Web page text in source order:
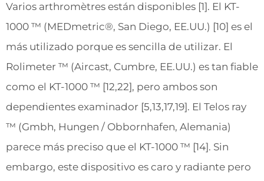
Varios arthromètres están disponibles [1]. El KT-
1000 ™ (MEDmetric®, San Diego, EE.UU.) [10] es el
más utilizado porque es sencilla de utilizar. El
Rolimeter ™ (Aircast, Cumbre, EE.UU.) es tan fiable
como el KT-1000 ™ [12,22], pero ambos son
dependientes examinador [5,13,17,19]. El Telos ray
™ (Gmbh, Hungen / Obbornhafen, Alemania)
parece más preciso que el KT-1000 ™ [14]. Sin
embargo, este dispositivo es caro y radiante pero